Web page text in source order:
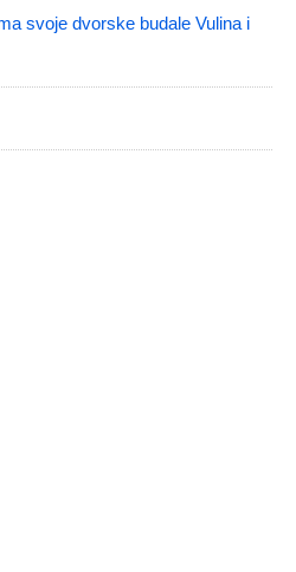
svoje dvorske budale Vulina i